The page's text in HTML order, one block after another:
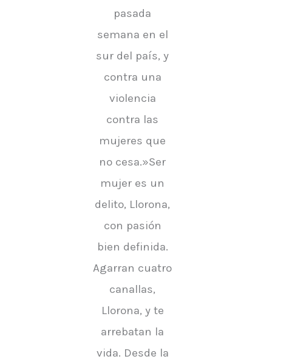
pasada
semana en el
sur del país, y
contra una
violencia
contra las
mujeres que
no cesa.»Ser
mujer es un
delito, Llorona,
con pasión
bien definida.
Agarran cuatro
canallas,
Llorona, y te
arrebatan la
vida. Desde la